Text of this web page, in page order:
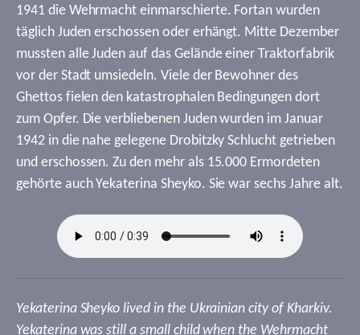
1941 die Wehrmacht einmarschierte. Fortan wurden
täglich Juden erschossen oder erhängt. Mitte Dezember
mussten alle Juden auf das Gelände einer Traktorfabrik
vor der Stadt umsiedeln. Viele der Bewohner des
Ghettos fielen den katastrophalen Bedingungen dort
zum Opfer. Die verbliebenen Juden wurden im Januar
1942 in die nahe gelegene Drobitzky Schlucht getrieben
und erschossen. Zu den mehr als 15.000 Ermordeten
gehörte auch Yekaterina Sheyko. Sie war sechs Jahre alt.
Yekaterina Sheyko lived in the Ukrainian city of Kharkiv.
Yekaterina was still a small child when the Wehrmacht